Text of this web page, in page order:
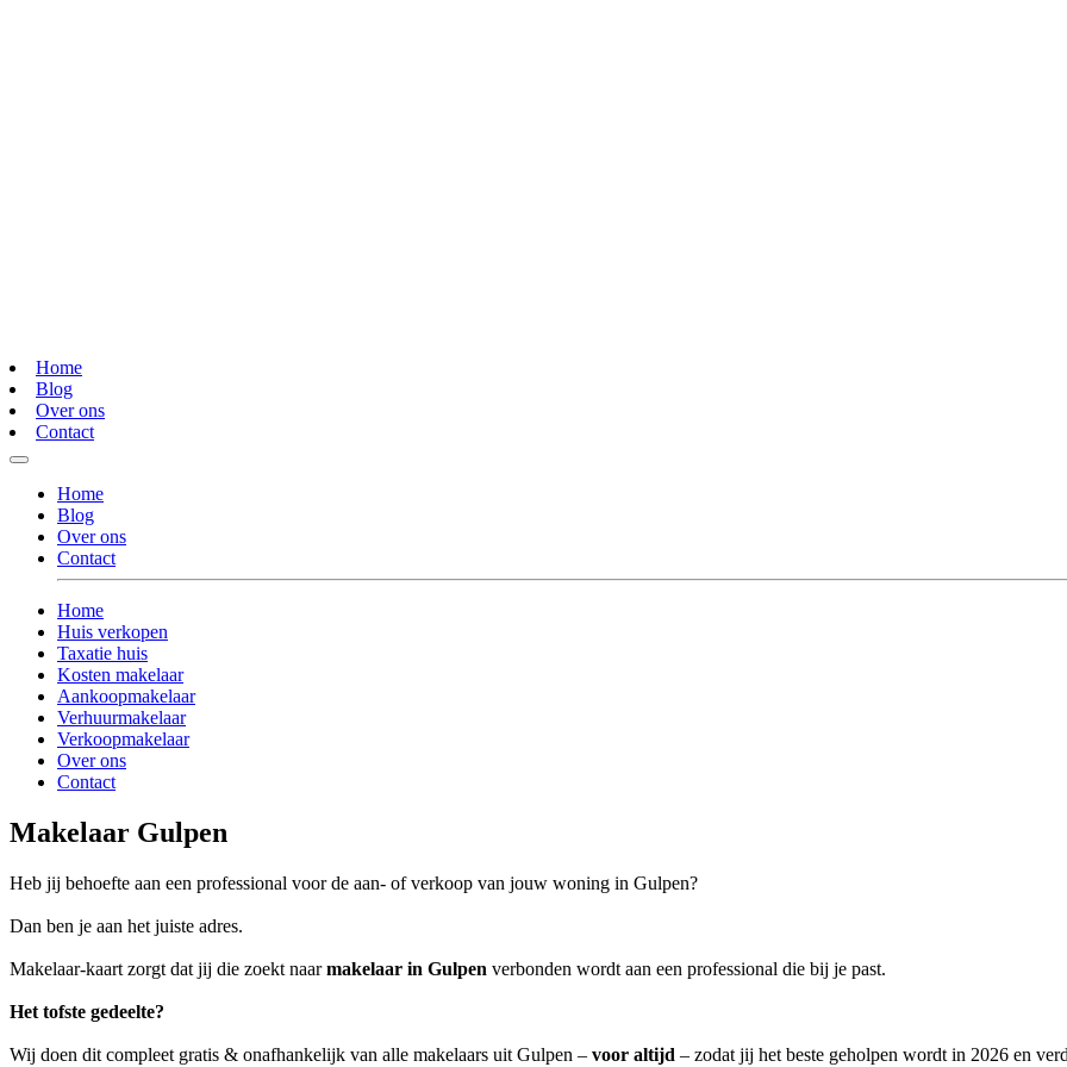
Home
Blog
Over ons
Contact
Home
Blog
Over ons
Contact
Home
Huis verkopen
Taxatie huis
Kosten makelaar
Aankoopmakelaar
Verhuurmakelaar
Verkoopmakelaar
Over ons
Contact
Makelaar Gulpen
Heb jij behoefte aan een professional voor de aan- of verkoop van jouw woning in Gulpen?
Dan ben je aan het juiste adres.
Makelaar-kaart zorgt dat jij die zoekt naarmakelaar in Gulpen verbonden wordt aan een professional die bij je past.
Het tofste gedeelte?
Wij doen dit compleet gratis & onafhankelijk van alle makelaars uit Gulpen – voor altijd – zodat jij het beste geholpen wordt in 2026 en